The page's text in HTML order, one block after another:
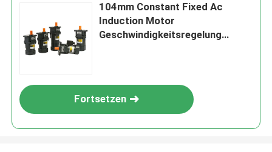
104mm Constant Fixed Ac
Induction Motor
Geschwindigkeitsregelung
Fortsetzen